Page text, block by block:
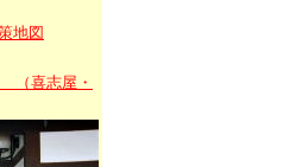
地図
喜志屋・